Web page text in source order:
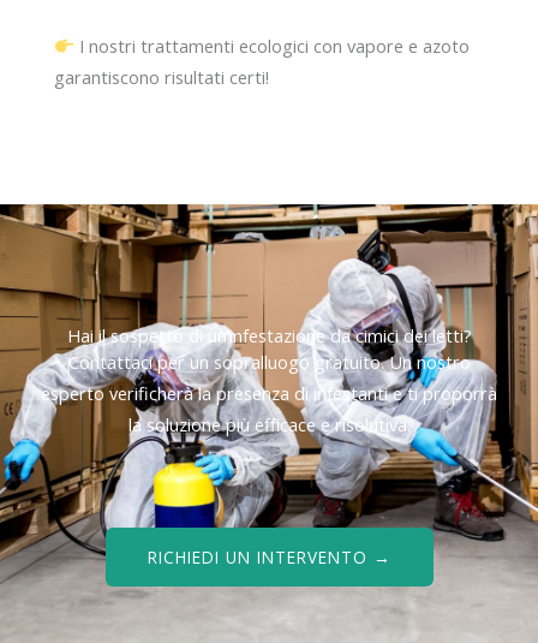
I nostri trattamenti ecologici con vapore e azoto
garantiscono risultati certi!
Hai il sospetto di un’infestazione da cimici dei letti?
Contattaci per un sopralluogo gratuito. Un nostro
esperto verificherà la presenza di infestanti e ti proporrà
la soluzione più efficace e risolutiva.
RICHIEDI UN INTERVENTO →